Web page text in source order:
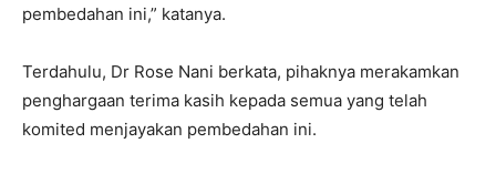
pembedahan ini,” katanya.
Terdahulu, Dr Rose Nani berkata, pihaknya merakamkan
penghargaan terima kasih kepada semua yang telah
komited menjayakan pembedahan ini.